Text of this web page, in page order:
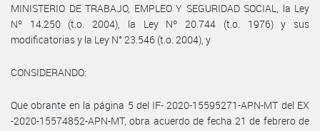
MINISTERIO DE TRABAJO, EMPLEO Y SEGURIDAD SOCIAL, la Ley
Nº 14.250 (t.o. 2004), la Ley Nº 20.744 (t.o. 1976) y sus
modificatorias y la Ley N° 23.546 (t.o. 2004), y
CONSIDERANDO:
Que obrante en la página 5 del IF- 2020-15595271-APN-MT del EX
-2020-15574852-APN-MT, obra acuerdo de fecha 21 de febrero de